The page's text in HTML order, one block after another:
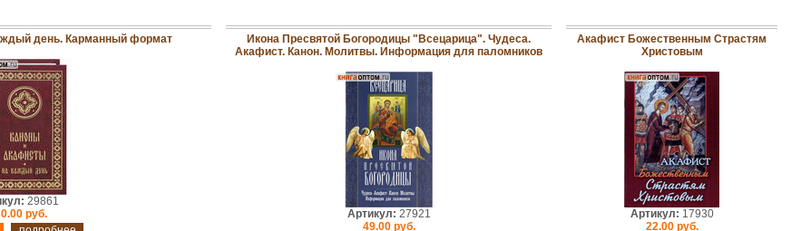
день. Карманный формат
29861
руб.
Икона Пресвятой Богородицы "Всецарица". Чудеса.
Акафист. Канон. Молитвы. Информация для паломников
Артикул: 27921
49.00 руб.
Акафист Божественным Страстям
Христовым
Артикул: 17930
22.00 руб.